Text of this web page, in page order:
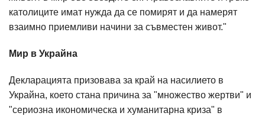
католиците имат нужда да се помирят и да намерят
взаимно приемливи начини за съвместен живот."
Мир в Украйна
Декларацията призовава за край на насилието в
Украйна, което стана причина за "множество жертви" и
"сериозна икономическа и хуманитарна криза" в